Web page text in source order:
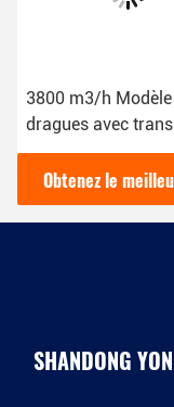
3800 m3/h
dragues avec
spud et système de
commande PLC
Obtenez le
SHANDONG